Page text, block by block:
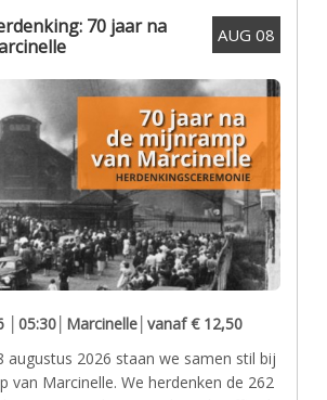
AUG 08
70 jaar na
│05:30│Marcinelle│vanaf € 12,50
augustus 2026 staan we samen stil bij
van Marcinelle. We herdenken de 262